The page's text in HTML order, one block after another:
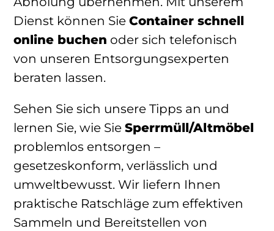
Dienst können Sie Container schnell
online buchen oder sich telefonisch
von unseren Entsorgungsexperten
beraten lassen.
Sehen Sie sich unsere Tipps an und
lernen Sie, wie Sie Sperrmüll/Altmöbel
problemlos entsorgen –
gesetzeskonform, verlässlich und
umweltbewusst. Wir liefern Ihnen
praktische Ratschläge zum effektiven
Sammeln und Bereitstellen von